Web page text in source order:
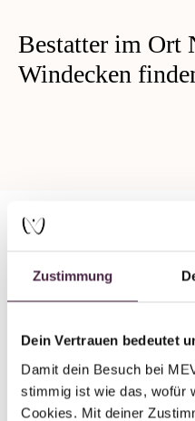
Zustimmung
Dein Vertrauen bedeutet
Damit dein Besuch bei
stimmig ist wie das, wofür
Cookies. Mit deiner
Bestatter im Ort
Windecken
Partner ohne Zertifizierung
61130 Nidderau Hess-
Deutschland